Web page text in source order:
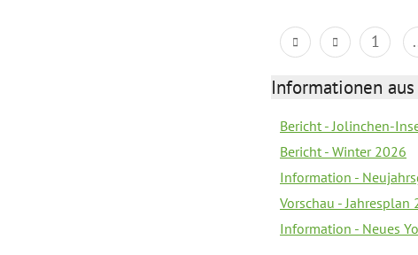
1
Informationen
Bericht - Jolinchen-
Bericht - Winter 2026
Information -
Vorschau - Jahresplan
Information - Neues